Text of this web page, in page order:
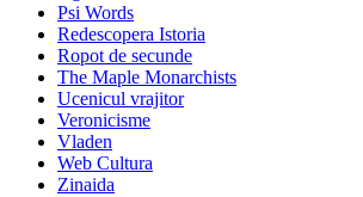
Psi Words
Redescopera Istoria
Ropot de secunde
The Maple Monarchists
Ucenicul vrajitor
Veronicisme
Vladen
Web Cultura
Zinaida